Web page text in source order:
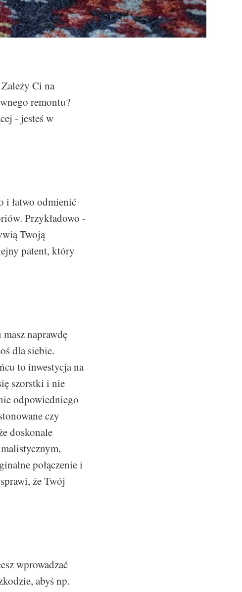
Ci na
remontu?
- jesteś w
i łatwo odmienić
Przykładowo -
Twoją
patent, który
naprawdę
dla siebie.
to inwestycja na
szorstki i nie
odpowiedniego
czy
doskonale
połączenie i
że Twój
wprowadzać
abyś np.